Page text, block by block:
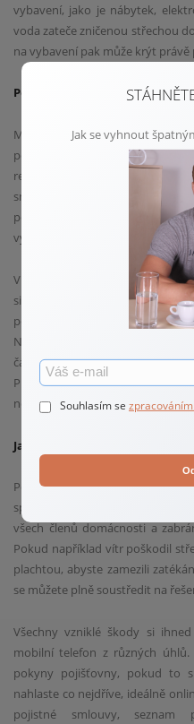
vybavení, jako je nábytek,
voda zateče zničenou střechou
na vybavení pak může krýt
Pozor na podpojištění a staré
Mnoho majitelů domů a bytů
pojistka platí napořád. Ceny
republice se však v
smlouvu neupravovali několik
podpojištění. To znamená, že
vyšší hodnotu, než na jakou je
V praxi to přináší velké
silný vítr odnese střechu a
polovinu své skutečné
Nemusíte tak dostat celou
část, což může znamenat
Pravidelná revize a aktualizace
nejlepší obranou před finanční
Jak správně postupovat, když
Pokud se přes váš region
spoušť, zachovejte klid.
všech členů domácnosti a
Pokud například vítr poškodil
plachtou, abyste zamezili
se můžete plně soustředit na
Všechny vzniklé škody si
mobilní telefon z různých
pokyny pojišťovny, pokud to
nahlaste co nejdříve, ideálně
pojistné smlouvy, seznam
Jak se vyhnout
Souhlasím se